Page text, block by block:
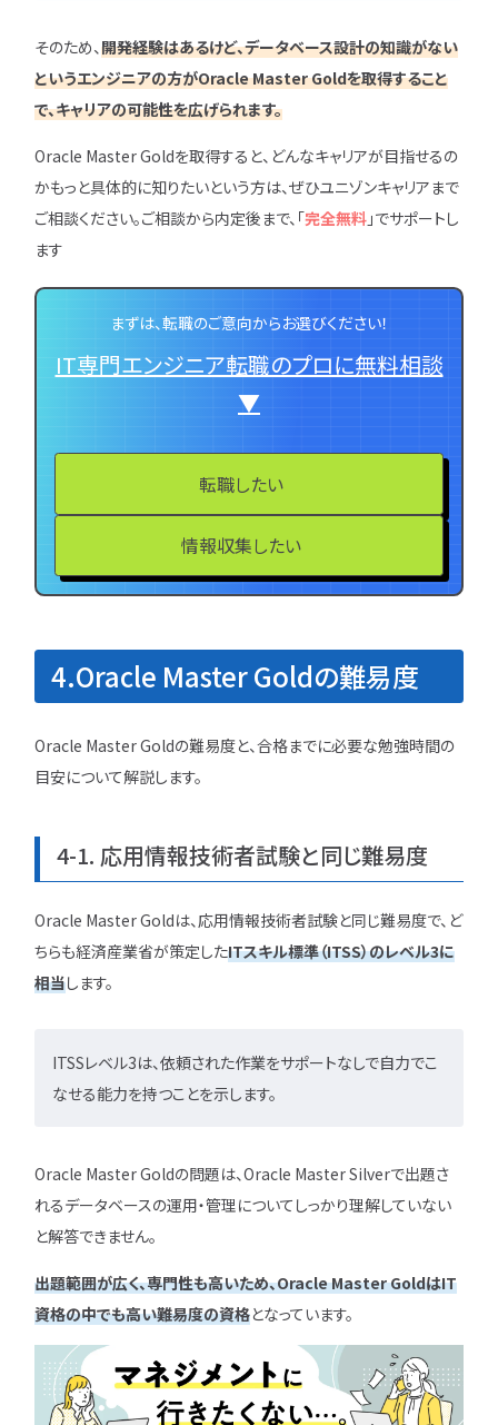
そのため、開発経験はあるけど、データベース設計の知識がない
というエンジニアの方がOracle Master Goldを取得すること
で、キャリアの可能性を広げられます。
Oracle Master Goldを取得すると、どんなキャリアが目指せるの
かもっと具体的に知りたいという方は、ぜひユニゾンキャリアまで
ご相談ください。ご相談から内定後まで、「完全無料 」でサポートし
ます
まずは、転職のご意向からお選びください！
IT専門エンジニア転職のプロに無料相談
▼
転職したい
情報収集したい
4.Oracle Master Goldの難易度
Oracle Master Goldの難易度と、合格までに必要な勉強時間の
目安について解説します。
4-1. 応用情報技術者試験と同じ難易度
Oracle Master Goldは、応用情報技術者試験と同じ難易度で、ど
ちらも経済産業省が策定したITスキル標準（ITSS）のレベル3に
相当します。
ITSSレベル3は、依頼された作業をサポートなしで自力でこ
なせる能力を持つことを示します。
Oracle Master Goldの問題は、Oracle Master Silverで出題さ
れるデータベースの運用・管理についてしっかり理解していない
と解答できません。
出題範囲が広く、専門性も高いため、Oracle Master GoldはIT
資格の中でも高い難易度の資格となっています。